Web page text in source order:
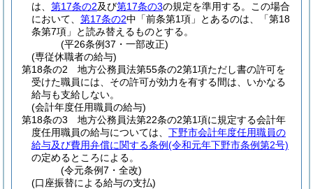
は、 第17条の2及び第17条の3の規定を準用する。
この場合
において、 第17条の2中「前条第1項」とあるのは、「第18
条第7項」と読み替えるものとする。
(平26条例37・一部改正)
(専従休職者の給与)
第18条の2
地方公務員法第55条の2第1項ただし書の許可を
受けた職員には、その許可が効力を有する間は、いかなる
給与も支給しない。
(会計年度任用職員の給与)
第18条の3
地方公務員法第22条の2第1項に規定する会計年
度任用職員の給与については、 下野市会計年度任用職員の
給与及び費用弁償に関する条例(令和元年下野市条例第2号)
の定めるところによる。
(令元条例7・全改)
(口座振替による給与の支払)